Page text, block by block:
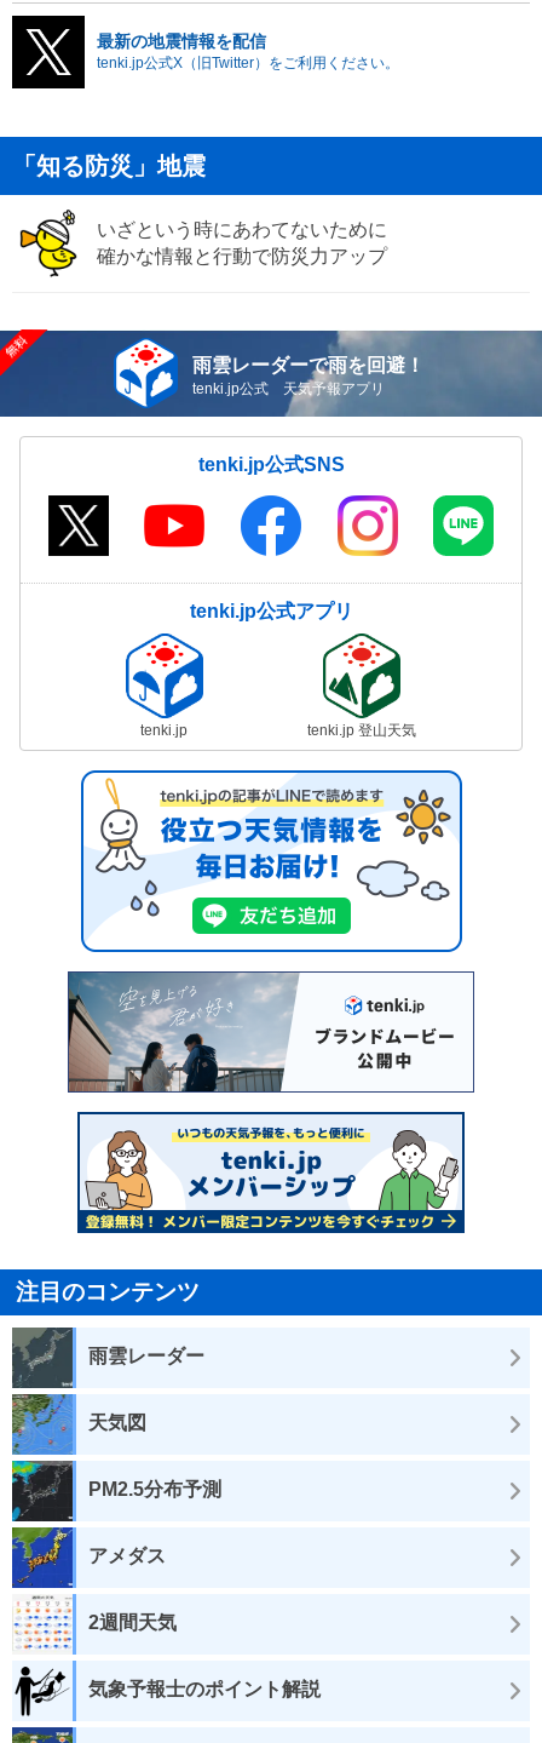
最新の地震情報を配信
tenki.jp公式X（旧Twitter）をご利用ください。
「知る防災」地震
いざという時にあわてないために
確かな情報と行動で防災力アップ
雨雲レーダーで雨を回避！
tenki.jp公式 天気予報アプリ
tenki.jp公式SNS
tenki.jp公式アプリ
tenki.jp tenki.jp 登山天気
注目のコンテンツ
雨雲レーダー
天気図
PM2.5分布予測
アメダス
2週間天気
気象予報士のポイント解説